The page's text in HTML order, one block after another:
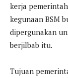
kerja
kegunaan BSM
dipergunakan
berjilbab itu.
Tujuan